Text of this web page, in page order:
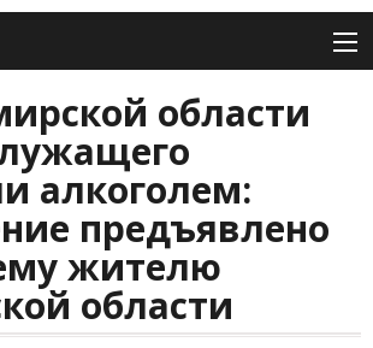
области
алкоголем:
предъявлено
жителю
области